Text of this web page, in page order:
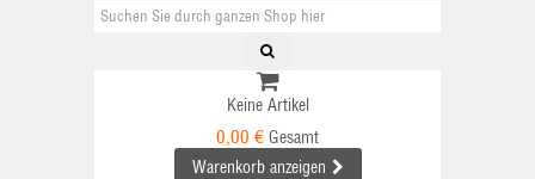
Keine Artikel
0,00 € Gesamt
Warenkorb anzeigen